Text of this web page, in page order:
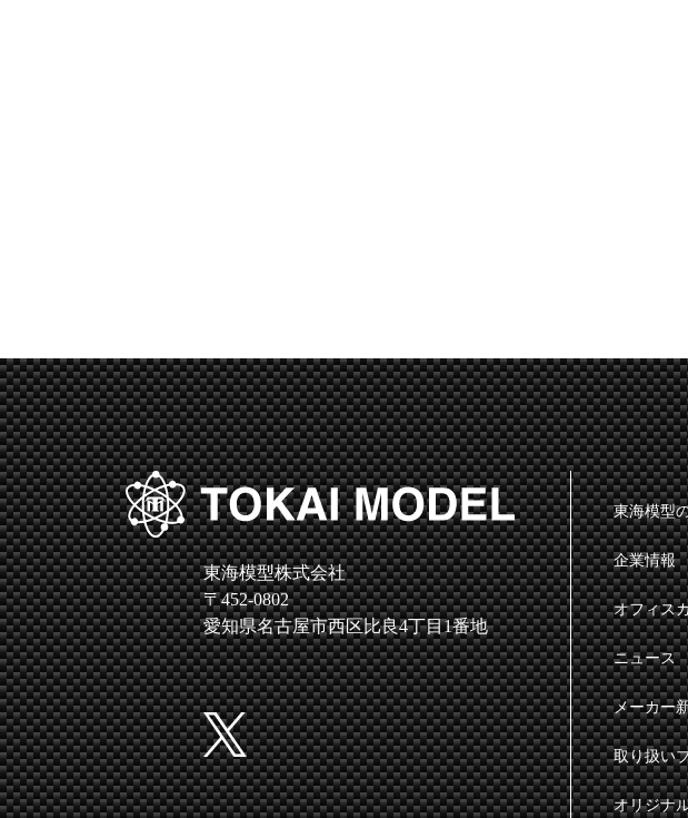
東海模型株式会社
〒452-0802
愛知県名古屋市西区比良4丁目1番地
東海模型
企業情報
オフィス
ニュース
メーカー
取り扱い
オリジナ